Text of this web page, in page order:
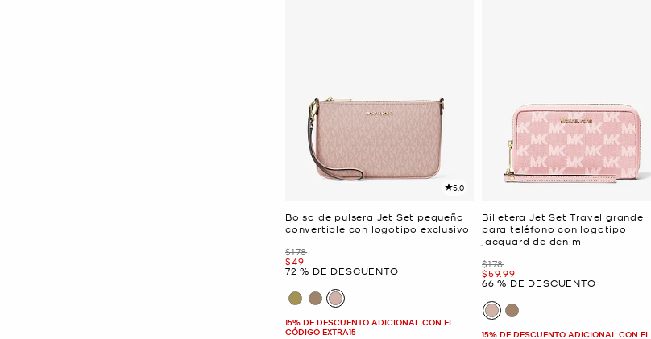
5.0
Bolso de pulsera Jet Set pequeño
convertible con logotipo exclusivo
Era
$178
Ahora
$49
72 % DE DESCUENTO
15% DE DESCUENTO ADICIONAL CON EL
CÓDIGO EXTRA15
Billetera Jet Set Travel grande
para teléfono con logotipo
jacquard de denim
Era
$178
Ahora
$59.99
66 % DE DESCUENTO
15% DE DESCUENTO ADICIONAL CON EL